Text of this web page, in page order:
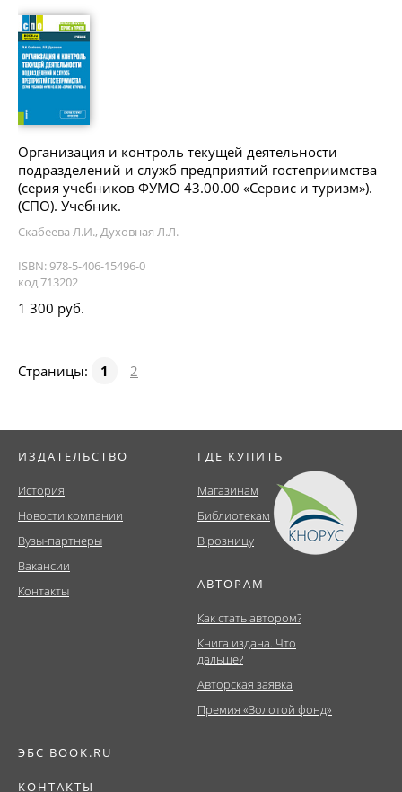
Организация и контроль текущей деятельности
подразделений и служб предприятий гостеприимства
(серия учебников ФУМО 43.00.00 «Сервис и туризм»).
(СПО). Учебник.
Скабеева Л.И., Духовная Л.Л.
ISBN: 978-5-406-15496-0
код 713202
1 300 руб.
Страницы: 1 2
ИЗДАТЕЛЬСТВО
История
Новости компании
Вузы-партнеры
Вакансии
Контакты
ГДЕ КУПИТЬ
Магазинам
Библиотекам
В розницу
АВТОРАМ
Как стать автором?
Книга издана. Что
дальше?
Авторская заявка
Премия «Золотой фонд»
ЭБС BOOK.RU
КОНТАКТЫ